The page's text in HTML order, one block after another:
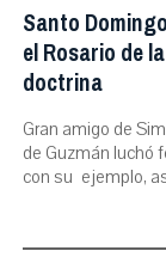
Santo
el Rosario de
doctrina
Gran amigo de
de Guzmán luchó
con su ejemplo,